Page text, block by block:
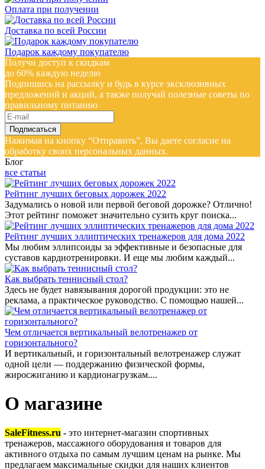
Оплата при получении
Доставка по всей России
Подарок каждому покупателю
Получи доступ к скидкам
до 60% каждую неделю
Подпишись на рассылку и будь в курсе эксклюзивных
предложений и акций, а также получай полезные советы по
правильному питанию
Нажимая на кнопку “Отправить”, Вы даете согласие на
обработку своих персональных данных.
Блог
все статьи
Рейтинг лучших беговых дорожек 2022
Задумались о новой или первой беговой дорожке? Отлично!
Этот рейтинг поможет значительно сузить круг поиска...
Рейтинг лучших эллиптических тренажеров для дома 2022
Мы любим эллипсоиды за эффективные и безопасные для
суставов кардиотренировки. И еще мы любим каждый...
Как выбрать теннисный стол?
Здесь не будет навязывания дорогой продукции: это не
реклама, а практическое руководство. С помощью нашей...
Чем отличается вертикальный велотренажер от
горизонтального?
И вертикальный, и горизонтальный велотренажер служат
одной цели — поддержанию физической формы,
жиросжиганию и кардионагрузкам....
О магазине
SaleFitness.ru - это интернет-магазин спортивных
тренажеров, массажного оборудования и товаров для
активного отдыха по самым лучшим ценам на рынке. Мы
предлагаем максимальные скидки для наших клиентов